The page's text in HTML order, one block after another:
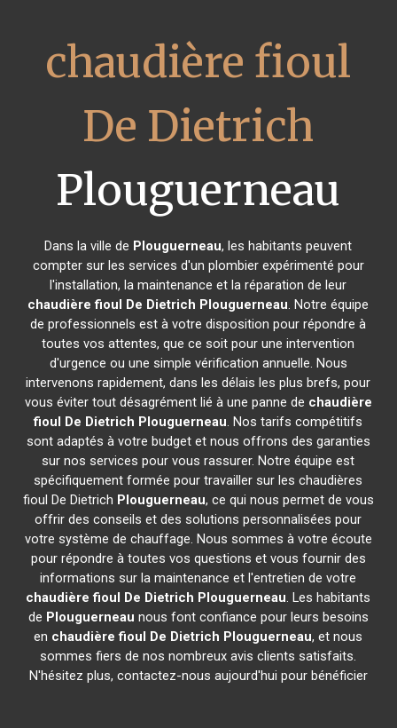
chaudière fioul
De Dietrich
Plouguerneau
Dans la ville de Plouguerneau, les habitants peuvent
compter sur les services d'un plombier expérimenté pour
l'installation, la maintenance et la réparation de leur
chaudière fioul De Dietrich Plouguerneau. Notre équipe
de professionnels est à votre disposition pour répondre à
toutes vos attentes, que ce soit pour une intervention
d'urgence ou une simple vérification annuelle. Nous
intervenons rapidement, dans les délais les plus brefs, pour
vous éviter tout désagrément lié à une panne de chaudière
fioul De Dietrich Plouguerneau. Nos tarifs compétitifs
sont adaptés à votre budget et nous offrons des garanties
sur nos services pour vous rassurer. Notre équipe est
spécifiquement formée pour travailler sur les chaudières
fioul De Dietrich Plouguerneau, ce qui nous permet de vous
offrir des conseils et des solutions personnalisées pour
votre système de chauffage. Nous sommes à votre écoute
pour répondre à toutes vos questions et vous fournir des
informations sur la maintenance et l'entretien de votre
chaudière fioul De Dietrich Plouguerneau. Les habitants
de Plouguerneau nous font confiance pour leurs besoins
en chaudière fioul De Dietrich Plouguerneau, et nous
sommes fiers de nos nombreux avis clients satisfaits.
N'hésitez plus, contactez-nous aujourd'hui pour bénéficier